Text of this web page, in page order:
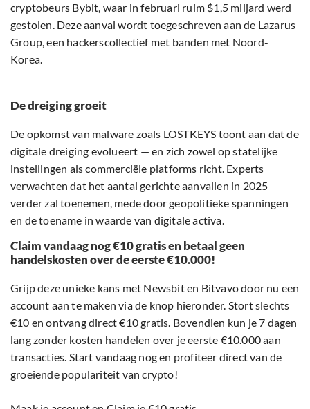
cryptobeurs Bybit, waar in februari ruim $1,5 miljard werd
gestolen. Deze aanval wordt toegeschreven aan de Lazarus
Group, een hackerscollectief met banden met Noord-
Korea.
De dreiging groeit
De opkomst van malware zoals LOSTKEYS toont aan dat de
digitale dreiging evolueert — en zich zowel op statelijke
instellingen als commerciële platforms richt. Experts
verwachten dat het aantal gerichte aanvallen in 2025
verder zal toenemen, mede door geopolitieke spanningen
en de toename in waarde van digitale activa.
Claim vandaag nog €10 gratis en betaal geen
handelskosten over de eerste €10.000!
Grijp deze unieke kans met Newsbit en Bitvavo door nu een
account aan te maken via de knop hieronder. Stort slechts
€10 en ontvang direct €10 gratis. Bovendien kun je 7 dagen
lang zonder kosten handelen over je eerste €10.000 aan
transacties. Start vandaag nog en profiteer direct van de
groeiende populariteit van crypto!